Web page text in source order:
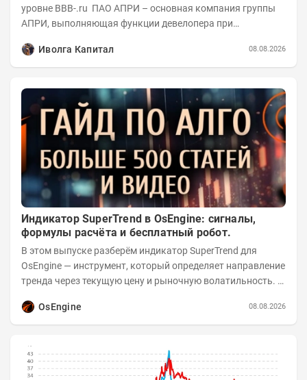
уровне BBB-.ru ПАО АПРИ – основная компания группы
АПРИ, выполняющая функции девелопера при
Иволга Капитал
08.08.2026
Индикатор SuperTrend в OsEngine: сигналы,
формулы расчёта и бесплатный робот.
В этом выпуске разберём индикатор SuperTrend для
OsEngine — инструмент, который определяет направление
тренда через текущую цену и рыночную волатильность. В
OsEngine
08.08.2026